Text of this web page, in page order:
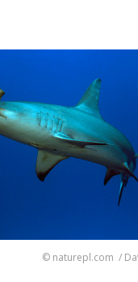
© naturepl.com /